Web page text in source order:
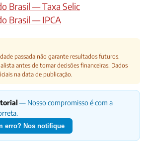
Brasil — Taxa Selic
Brasil — IPCA
passada não garante resultados futuros.
antes de tomar decisões financeiras. Dados
na data de publicação.
— Nosso compromisso é com a
erro? Nos notifique